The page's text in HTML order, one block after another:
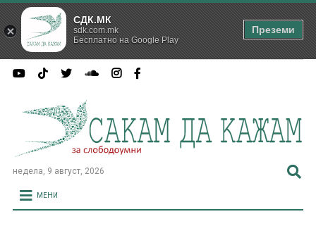
недела, 9 август, 2026
МЕНИ
СДК.МК
sdk.com.mk
Бесплатно на Google Play
Преземи